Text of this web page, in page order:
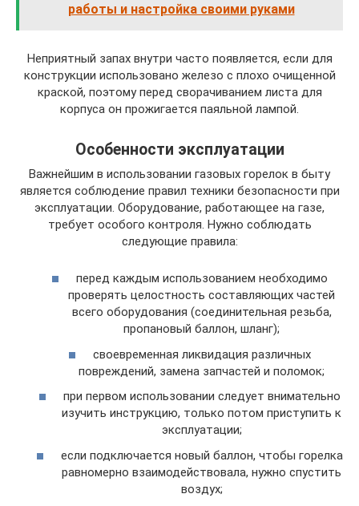
работы и настройка своими руками
Неприятный запах внутри часто появляется, если для
конструкции использовано железо с плохо очищенной
краской, поэтому перед сворачиванием листа для
корпуса он прожигается паяльной лампой.
Особенности эксплуатации
Важнейшим в использовании газовых горелок в быту
является соблюдение правил техники безопасности при
эксплуатации. Оборудование, работающее на газе,
требует особого контроля. Нужно соблюдать
следующие правила:
перед каждым использованием необходимо
проверять целостность составляющих частей
всего оборудования (соединительная резьба,
пропановый баллон, шланг);
своевременная ликвидация различных
повреждений, замена запчастей и поломок;
при первом использовании следует внимательно
изучить инструкцию, только потом приступить к
эксплуатации;
если подключается новый баллон, чтобы горелка
равномерно взаимодействовала, нужно спустить
воздух;